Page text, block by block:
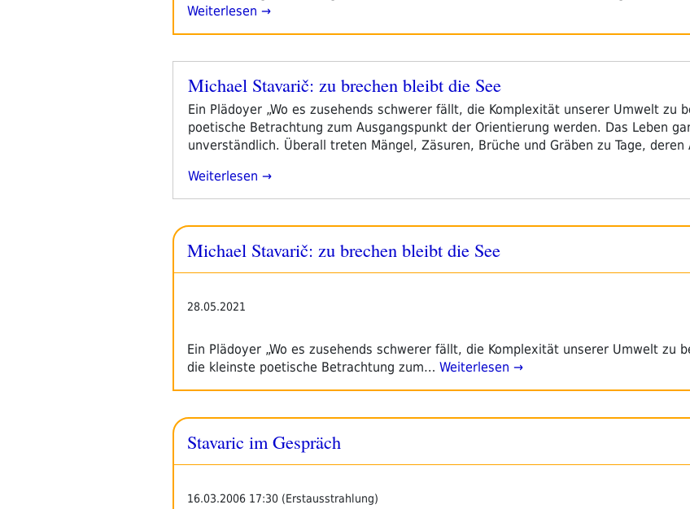
Weiterlesen →
Veröffentlicht
Michael Stavarič: zu brechen bleibt die See
Ein Plädoyer „Wo es zusehends schwerer fällt, die Komplexität unserer Umwelt zu
poetische Betrachtung zum Ausgangspunkt der Orientierung werden. Das Leben
unverständlich. Überall treten Mängel, Zäsuren, Brüche und Gräben zu Tage,
„Michael
Brechen
Bleibt
Weiterlesen
Michael Stavarič: zu brechen bleibt die See
28.05.2021
Ein Plädoyer „Wo es zusehends schwerer fällt, die Komplexität unserer Umwelt zu
die kleinste poetische Betrachtung zum… Weiterlesen →
Stavaric im Gespräch
16.03.2006 17:30 (Erstausstrahlung)